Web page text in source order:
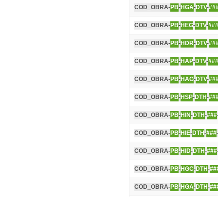
COD_OBRA-PB-HGA-DTV-
COD_OBRA-PB-HEG-DTV-###
COD_OBRA-PB-HDR-DTV-
COD_OBRA-PB-HAP-DTV-###
COD_OBRA-PB-HAG-DTV-
COD_OBRA-PB-HSP-DTH-
COD_OBRA-PB-HIN-DTH-###
COD_OBRA-PB-HIE-DTH-###
COD_OBRA-PB-HID-DTH-###
COD_OBRA-PB-HGC-DTH-
COD_OBRA-PB-HGA-DTH-